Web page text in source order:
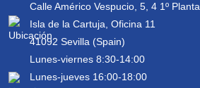
Calle Américo Vespucio, 5, 4 1º Planta
Isla de la Cartuja, Oficina 11
41092 Sevilla (Spain)
Lunes-viernes 8:30-14:00
Lunes-jueves 16:00-18:00